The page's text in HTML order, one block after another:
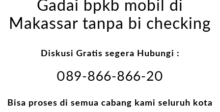
Gadai bpkb mobil di
Makassar tanpa bi checking
Diskusi Gratis segera Hubungi :
089-866-866-20
Bisa proses di semua cabang kami seluruh kota